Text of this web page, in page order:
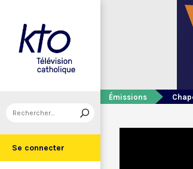
Se connecter
Émissions